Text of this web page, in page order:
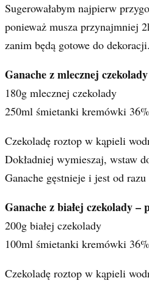
Sugerowałabym najpierw
ponieważ musza przynajmniej
zanim będą gotowe do dekoracji.
Ganache z mlecznej
180g mlecznej czekolady
250ml śmietanki kremówki 36%
Czekoladę roztop w kąpieli
Dokładniej wymieszaj, wstaw
Ganache gęstnieje i jest od
Ganache z białej czekolady –
200g białej czekolady
100ml śmietanki kremówki 36%
Czekoladę roztop w kąpieli